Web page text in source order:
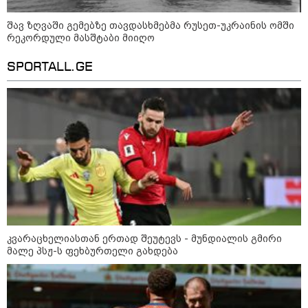
მსოფლიო სასიცოცხლოდ
მნიშვნელოვანი პროდუქტის
დეფიციტის წინაშე დგას
კონფლიქტები
შავ ზღვაში გემებზე თავდასხმებმა რუსეთ-უკრაინის ომში
რეკორდული მასშტაბი მიიღო
SPORTALL.GE
კვარაცხელიასთან ერთად შეუტევს - მუნდიალის გმირი
მალე პსჟ-ს ფეხბურთელი გახდება